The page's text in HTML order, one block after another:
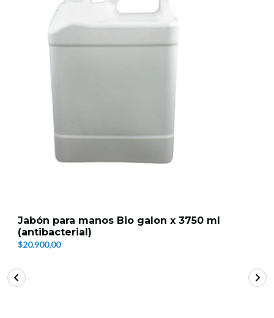
Jabón para manos Bio galon x 3750 ml
(antibacterial)
$20.900,00